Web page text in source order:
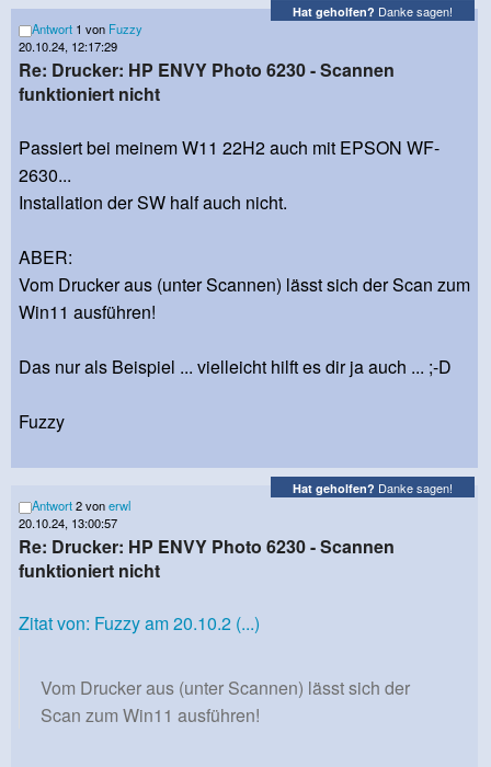
Hat geholfen? Danke sagen!
Antwort 1 von Fuzzy
20.10.24, 12:17:29
Re: Drucker: HP ENVY Photo 6230 - Scannen
funktioniert nicht
Passiert bei meinem W11 22H2 auch mit EPSON WF-
2630...
Installation der SW half auch nicht.
ABER:
Vom Drucker aus (unter Scannen) lässt sich der Scan zum
Win11 ausführen!
Das nur als Beispiel ... vielleicht hilft es dir ja auch ... ;-D
Fuzzy
Hat geholfen? Danke sagen!
Antwort2 vonerwl
20.10.24, 13:00:57
Re: Drucker: HP ENVY Photo 6230 - Scannen
funktioniert nicht
Zitat von: Fuzzy am 20.10.2 (...)
Vom Drucker aus (unter Scannen) lässt sich der
Scan zum Win11 ausführen!